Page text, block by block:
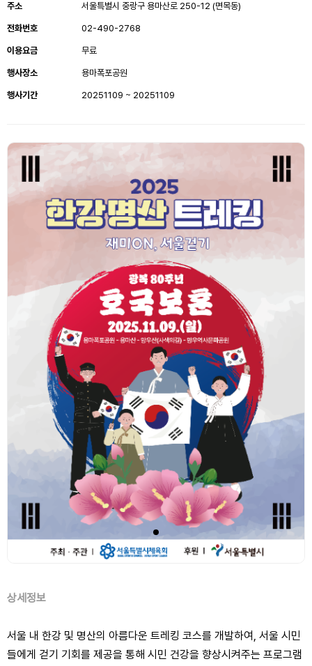
주소 서울특별시 중랑구 용마산로 250-12 (면목동)
전화번호 02-490-2768
이용요금 무료
행사장소 용마폭포공원
행사기간 20251109 ~ 20251109
상세정보
서울 내 한강 및 명산의 아름다운 트레킹 코스를 개발하여, 서울 시민
들에게 걷기 기회를 제공을 통해 시민 건강을 향상시켜주는 프로그램